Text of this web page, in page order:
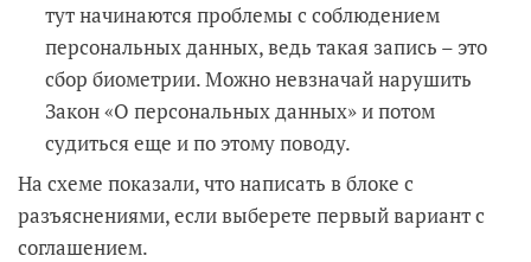
тут начинаются проблемы с соблюдением
персональных данных, ведь такая запись – это
сбор биометрии. Можно невзначай нарушить
Закон «О персональных данных» и потом
судиться еще и по этому поводу.
На схеме показали, что написать в блоке с
разъяснениями, если выберете первый вариант с
соглашением.